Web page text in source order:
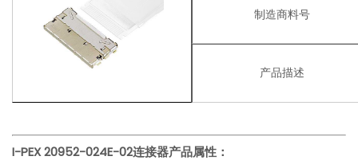
制造商料号
产品描述
I-PEX20952-024E-02连接器产品属性：